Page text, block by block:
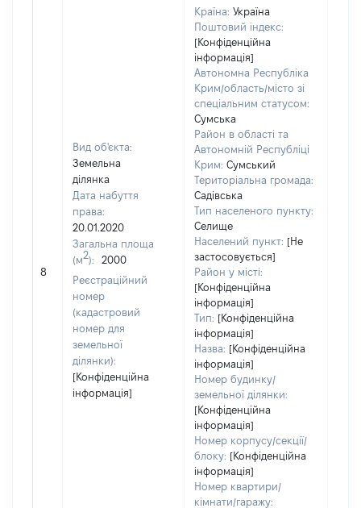
8
Вид об'єкта:
Земельна
ділянка
Дата набуття
права:
20.01.2020
Загальна площа
(м2):
2000
Реєстраційний
номер
(кадастровий
номер для
земельної
ділянки):
[Конфіденційна
інформація]
Країна: Україна
Поштовий індекс:
[Конфіденційна
інформація]
Автономна Республіка
Крим/область/місто зі
спеціальним статусом:
Сумська
Район в області та
Автономній Республіці
Крим: Сумський
Територіальна громада:
Садівська
Тип населеного пункту:
Селище
Населений пункт: [Не
застосовується]
Район у місті:
[Конфіденційна
інформація]
Тип: [Конфіденційна
інформація]
Назва: [Конфіденційна
інформація]
Номер будинку/
земельної ділянки:
[Конфіденційна
інформація]
Номер корпусу/секції/
блоку: [Конфіденційна
інформація]
Номер квартири/
кімнати/гаражу: